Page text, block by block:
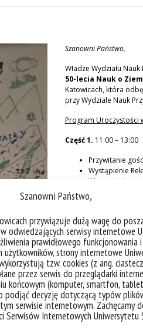
Szanowni Państwo,
przywiązuje dużą wagę do
odwiedzających serwisy internetowe
prawidłowego funkcjonowania
użytkowników, strony internetowe
tzw. cookies (z ang.
przez serwis do przeglądarki
końcowym (komputer, smartfon,
podjąć decyzję dotyczącą typów
serwisie internetowym. Zachęcamy
Serwisów Internetowych Uniwersytetu
Szanowni Państwo,
Władze Wydziału
50-lecia Nauk o
Katowicach, która
przy Wydziale Nauk
Program Uroczystości
Część 1. 11:00 – 13:00
Przywitanie
Wystąpienie
Wystąpienie
„50 lat Nauk o
„Nauki o Ziemi
Przerwa kawowa – 20
Część 2.13:20 – 14:40
„Co nam mówią
„Rekonstrukcja
Malik
„Rekonstrukcja
„Geografia